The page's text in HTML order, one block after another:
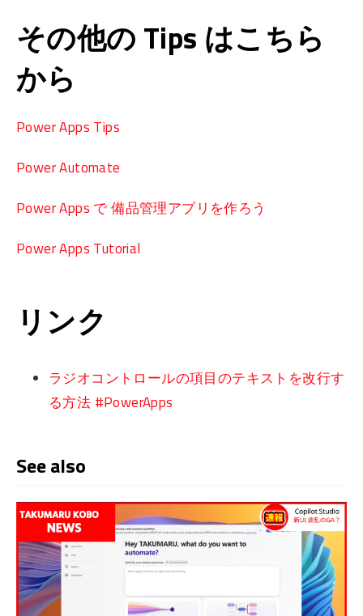
その他の Tips はこちら
から
Power Apps Tips
Power Automate
Power Apps で 備品管理アプリを作ろう
Power Apps Tutorial
リンク
ラジオコントロールの項目のテキストを改行す
る方法 #PowerApps
See also